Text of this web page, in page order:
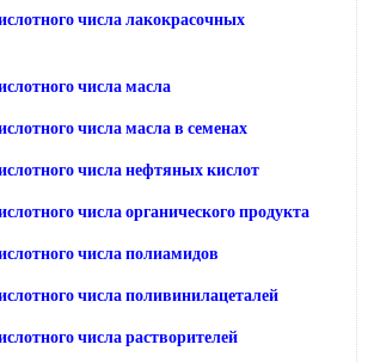
числа лакокрасочных
числа масла
числа масла в семенах
числа нефтяных кислот
числа органического продукта
числа полиамидов
числа поливинилацеталей
числа растворителей